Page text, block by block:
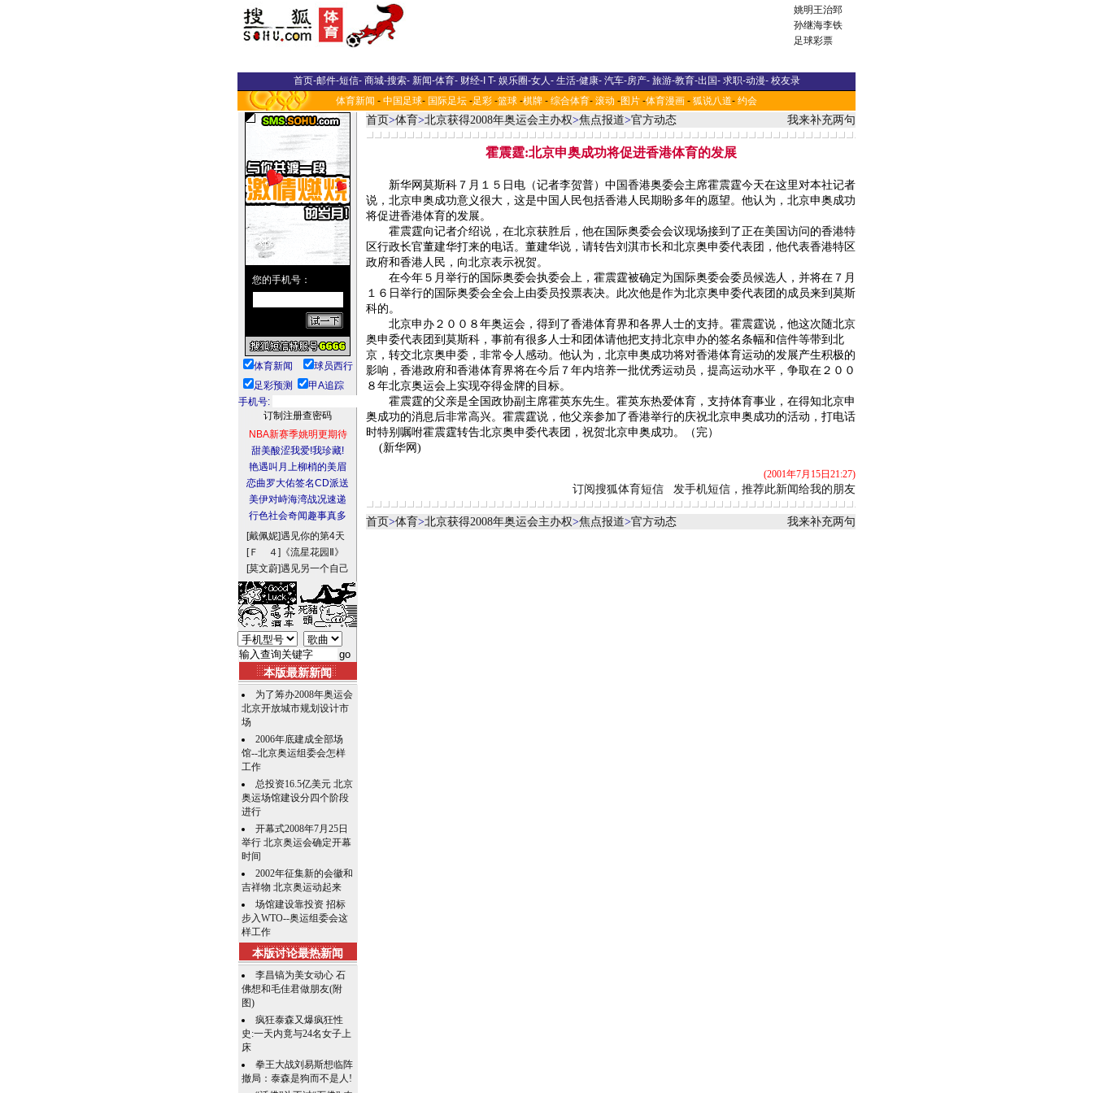
姚明王治郅
孙继海李铁
足球彩票
首页-邮件-短信- 商城-搜索- 新闻-体育- 财经-I T- 娱乐圈-女人- 生活-健康- 汽车-房产- 旅游-教育-出国- 求职-动漫- 校友录
体育新闻 - 中国足球- 国际足坛 -足彩 -篮球 -棋牌 - 综合体育- 滚动 -图片 -体育漫画 - 狐说八道- 约会
体育新闻
球员西行
足彩预测
甲A追踪
手机号:
NBA新赛季姚明更期待
甜美酸涩我爱!我珍藏!
艳遇叫月上柳梢的美眉
恋曲罗大佑签名CD派送
美伊对峙海湾战况速递
行色社会奇闻趣事真多
[戴佩妮]遇见你的第4天
[Ｆ ４] 《流星花园Ⅱ》
[莫文蔚]遇见另一个自己
本版最新新闻
为了筹办2008年奥运会
北京开放城市规划设计市
场
2006年底建成全部场
馆--北京奥运组委会怎样
工作
总投资16.5亿美元 北京
奥运场馆建设分四个阶段
进行
开幕式2008年7月25日
举行 北京奥运会确定开幕
时间
2002年征集新的会徽和
吉祥物 北京奥运动起来
场馆建设靠投资 招标
步入WTO--奥运组委会这
样工作
本版讨论最热新闻
李昌镐为美女动心 石
佛想和毛佳君做朋友(附
图)
疯狂泰森又爆疯狂性
史:一天内竟与24名女子上
床
拳王大战刘易斯想临阵
撤局：泰森是狗而不是人!
首页>体育>北京获得2008年奥运会主办权>焦点报道>官方动态 我来补充两句
霍震霆:北京申奥成功将促进香港体育的发展
新华网莫斯科７月１５日电（记者李贺普）中国香港奥委会主席霍震霆今天在这里对本社记者
说，北京申奥成功意义很大，这是中国人民包括香港人民期盼多年的愿望。他认为，北京申奥成功
将促进香港体育的发展。
霍震霆向记者介绍说，在北京获胜后，他在国际奥委会会议现场接到了正在美国访问的香港特
区行政长官董建华打来的电话。董建华说，请转告刘淇市长和北京奥申委代表团，他代表香港特区
政府和香港人民，向北京表示祝贺。
在今年５月举行的国际奥委会执委会上，霍震霆被确定为国际奥委会委员候选人，并将在７月
１６日举行的国际奥委会全会上由委员投票表决。此次他是作为北京奥申委代表团的成员来到莫斯
科的。
北京申办２００８年奥运会，得到了香港体育界和各界人士的支持。霍震霆说，他这次随北京
奥申委代表团到莫斯科，事前有很多人士和团体请他把支持北京申办的签名条幅和信件等带到北
京，转交北京奥申委，非常令人感动。他认为，北京申奥成功将对香港体育运动的发展产生积极的
影响，香港政府和香港体育界将在今后７年内培养一批优秀运动员，提高运动水平，争取在２００
８年北京奥运会上实现夺得金牌的目标。
霍震霆的父亲是全国政协副主席霍英东先生。霍英东热爱体育，支持体育事业，在得知北京申
奥成功的消息后非常高兴。霍震霆说，他父亲参加了香港举行的庆祝北京申奥成功的活动，打电话
时特别嘱咐霍震霆转告北京奥申委代表团，祝贺北京申奥成功。（完）
(新华网)
(2001年7月15日21:27)
订阅搜狐体育短信 发手机短信，推荐此新闻给我的朋友
首页>体育>北京获得2008年奥运会主办权>焦点报道>官方动态 我来补充两句